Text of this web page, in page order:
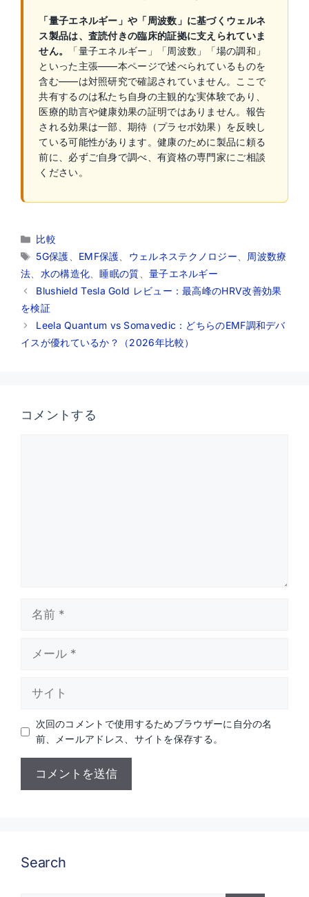
「量子エネルギー」や「周波数」に基づくウェルネ
ス製品は、査読付きの臨床的証拠に支えられていま
せん。
「量子エネルギー」「周波数」「場の調和」
といった主張——本ページで述べられているものを
含む——は対照研究で確認されていません。ここで
共有するのは私たち自身の主観的な実体験であり、
医療的助言や健康効果の証明ではありません。報告
される効果は一部、期待（プラセボ効果）を反映し
ている可能性があります。健康のために製品に頼る
前に、必ずご自身で調べ、有資格の専門家にご相談
ください。
カ
テ
リ
ー
比較
タ
グ
5G保護 EMF保護 ウェルネステクノロジー
周波数療
法
水の構造化 、睡眠の質
量子エネルギー
Blushield Tesla Gold レビュー：最高峰のHRV改善効果
を検証
Leela Quantum vs Somavedic：どちらのEMF調和デバ
イスが優れているか？（2026年比較）
コメントする
次回のコメントで使用するためブラウザーに自分の名
前、メールアドレス、サイトを保存する。
Search